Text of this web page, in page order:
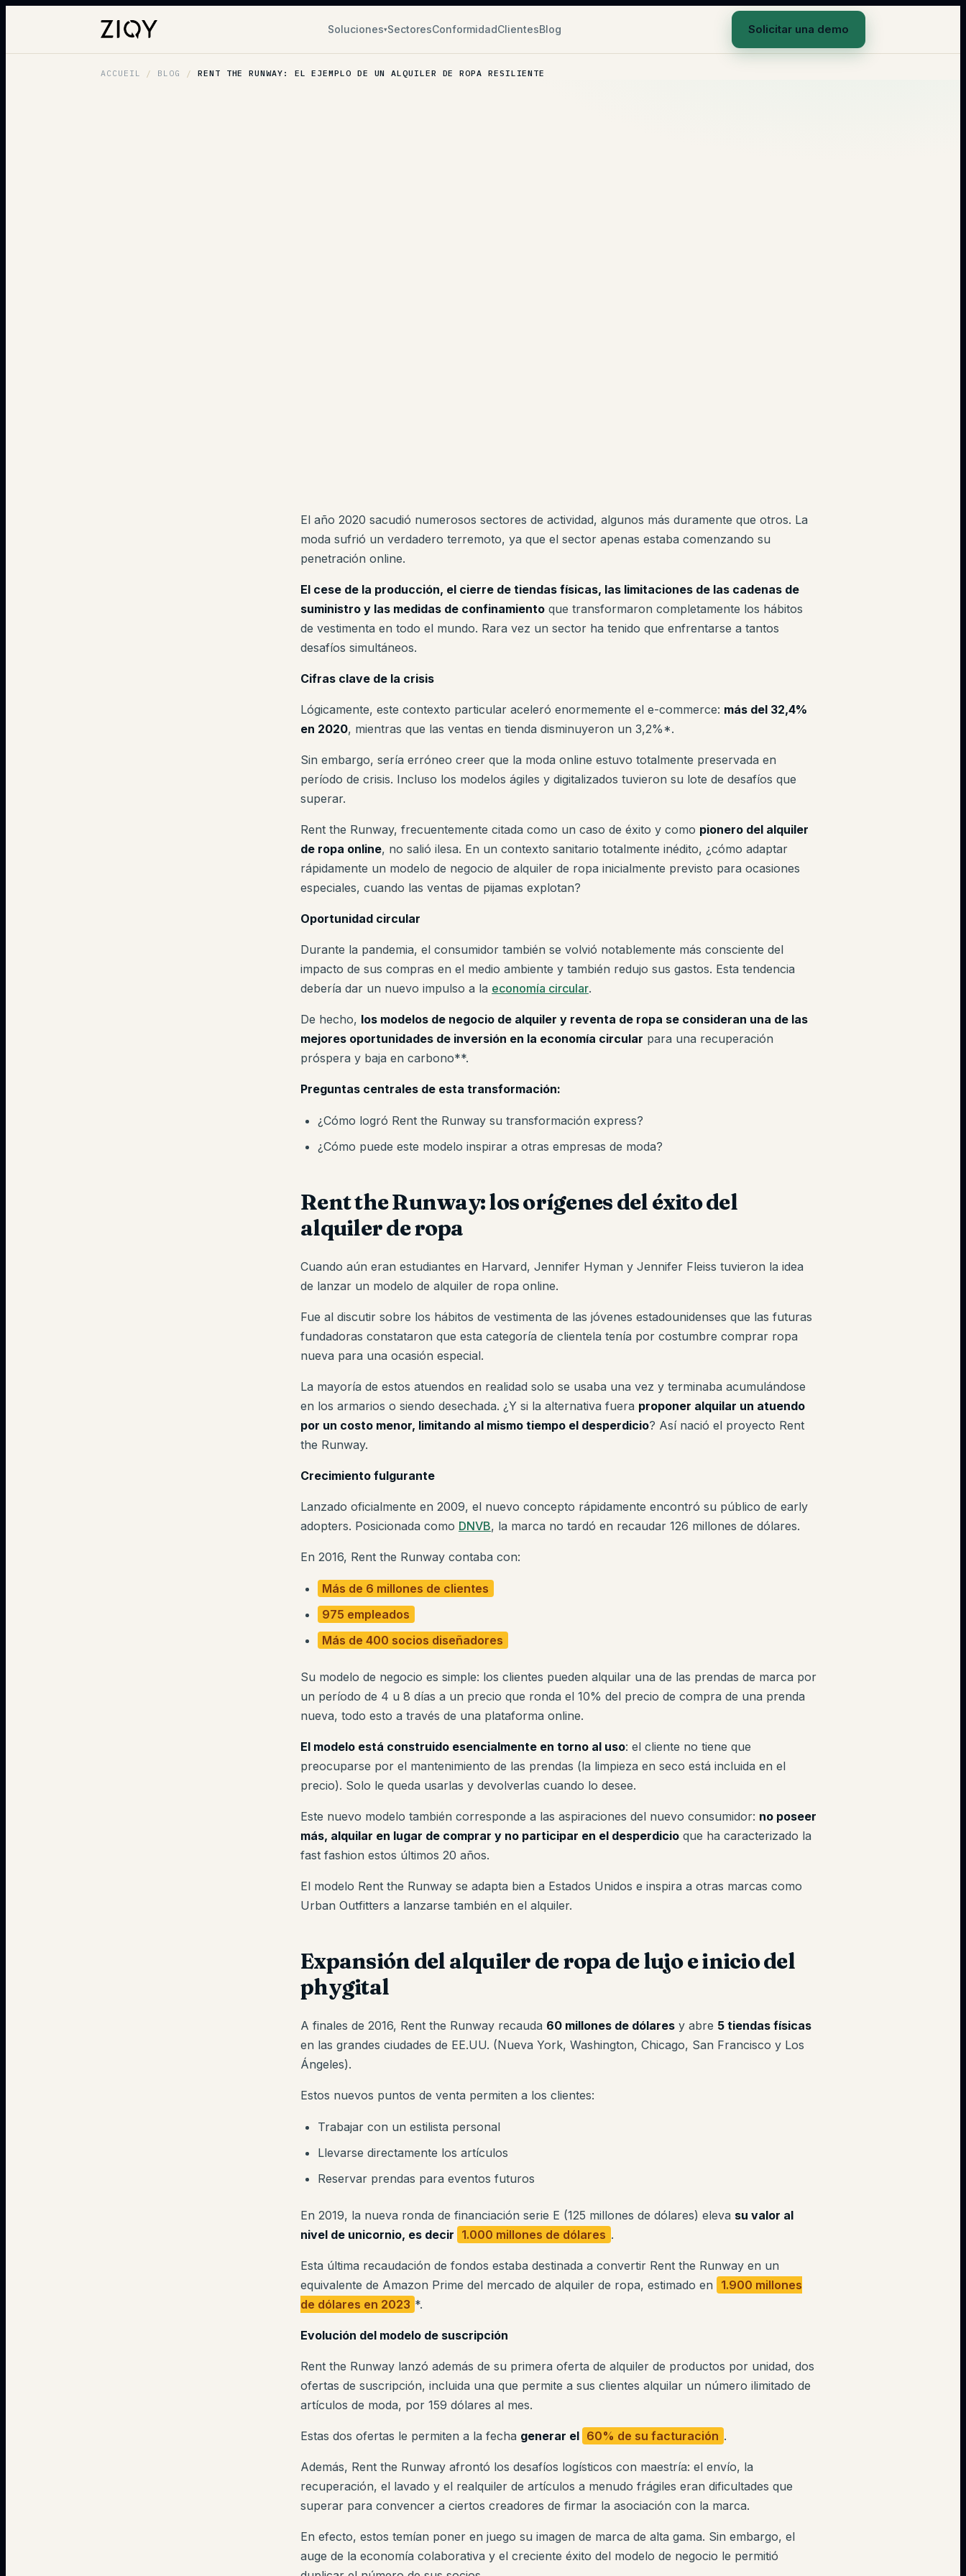
Soluciones▾SectoresConformidadClientesBlog Solicitar una demo
ACCUEIL / BLOG / RENT THE RUNWAY: EL EJEMPLO DE UN ALQUILER DE ROPA RESILIENTE
El año 2020 sacudió numerosos sectores de actividad, algunos más duramente que otros. La
moda sufrió un verdadero terremoto, ya que el sector apenas estaba comenzando su
penetración online.
El cese de la producción, el cierre de tiendas físicas, las limitaciones de las cadenas de
suministro y las medidas de confinamiento que transformaron completamente los hábitos
de vestimenta en todo el mundo. Rara vez un sector ha tenido que enfrentarse a tantos
desafíos simultáneos.
Cifras clave de la crisis
Lógicamente, este contexto particular aceleró enormemente el e-commerce: más del 32,4%
en 2020, mientras que las ventas en tienda disminuyeron un 3,2%*.
Sin embargo, sería erróneo creer que la moda online estuvo totalmente preservada en
período de crisis. Incluso los modelos ágiles y digitalizados tuvieron su lote de desafíos que
superar.
Rent the Runway, frecuentemente citada como un caso de éxito y como pionero del alquiler
de ropa online, no salió ilesa. En un contexto sanitario totalmente inédito, ¿cómo adaptar
rápidamente un modelo de negocio de alquiler de ropa inicialmente previsto para ocasiones
especiales, cuando las ventas de pijamas explotan?
Oportunidad circular
Durante la pandemia, el consumidor también se volvió notablemente más consciente del
impacto de sus compras en el medio ambiente y también redujo sus gastos. Esta tendencia
debería dar un nuevo impulso a la economía circular.
De hecho, los modelos de negocio de alquiler y reventa de ropa se consideran una de las
mejores oportunidades de inversión en la economía circular para una recuperación
próspera y baja en carbono**.
Preguntas centrales de esta transformación:
¿Cómo logró Rent the Runway su transformación express?
¿Cómo puede este modelo inspirar a otras empresas de moda?
Rent the Runway: los orígenes del éxito del
alquiler de ropa
Cuando aún eran estudiantes en Harvard, Jennifer Hyman y Jennifer Fleiss tuvieron la idea
de lanzar un modelo de alquiler de ropa online.
Fue al discutir sobre los hábitos de vestimenta de las jóvenes estadounidenses que las futuras
fundadoras constataron que esta categoría de clientela tenía por costumbre comprar ropa
nueva para una ocasión especial.
La mayoría de estos atuendos en realidad solo se usaba una vez y terminaba acumulándose
en los armarios o siendo desechada. ¿Y si la alternativa fuera proponer alquilar un atuendo
por un costo menor, limitando al mismo tiempo el desperdicio? Así nació el proyecto Rent
the Runway.
Crecimiento fulgurante
Lanzado oficialmente en 2009, el nuevo concepto rápidamente encontró su público de early
adopters. Posicionada como DNVB, la marca no tardó en recaudar 126 millones de dólares.
En 2016, Rent the Runway contaba con:
Más de 6 millones de clientes
975 empleados
Más de 400 socios diseñadores
Su modelo de negocio es simple: los clientes pueden alquilar una de las prendas de marca por
un período de 4 u 8 días a un precio que ronda el 10% del precio de compra de una prenda
nueva, todo esto a través de una plataforma online.
El modelo está construido esencialmente en torno al uso: el cliente no tiene que
preocuparse por el mantenimiento de las prendas (la limpieza en seco está incluida en el
precio). Solo le queda usarlas y devolverlas cuando lo desee.
Este nuevo modelo también corresponde a las aspiraciones del nuevo consumidor: no poseer
más, alquilar en lugar de comprar y no participar en el desperdicio que ha caracterizado la
fast fashion estos últimos 20 años.
El modelo Rent the Runway se adapta bien a Estados Unidos e inspira a otras marcas como
Urban Outfitters a lanzarse también en el alquiler.
Expansión del alquiler de ropa de lujo e inicio del
phygital
A finales de 2016, Rent the Runway recauda 60 millones de dólares y abre 5 tiendas físicas
en las grandes ciudades de EE.UU. (Nueva York, Washington, Chicago, San Francisco y Los
Ángeles).
Estos nuevos puntos de venta permiten a los clientes:
Trabajar con un estilista personal
Llevarse directamente los artículos
Reservar prendas para eventos futuros
En 2019, la nueva ronda de financiación serie E (125 millones de dólares) eleva su valor al
nivel de unicornio, es decir 1.000 millones de dólares .
Esta última recaudación de fondos estaba destinada a convertir Rent the Runway en un
equivalente de Amazon Prime del mercado de alquiler de ropa, estimado en
1.900 millones
de dólares en 2023 *.
Evolución del modelo de suscripción
Rent the Runway lanzó además de su primera oferta de alquiler de productos por unidad, dos
ofertas de suscripción, incluida una que permite a sus clientes alquilar un número ilimitado de
artículos de moda, por 159 dólares al mes.
Estas dos ofertas le permiten a la fecha generar el 60% de su facturación .
Además, Rent the Runway afrontó los desafíos logísticos con maestría: el envío, la
recuperación, el lavado y el realquiler de artículos a menudo frágiles eran dificultades que
superar para convencer a ciertos creadores de firmar la asociación con la marca.
En efecto, estos temían poner en juego su imagen de marca de alta gama. Sin embargo, el
auge de la economía colaborativa y el creciente éxito del modelo de negocio le permitió